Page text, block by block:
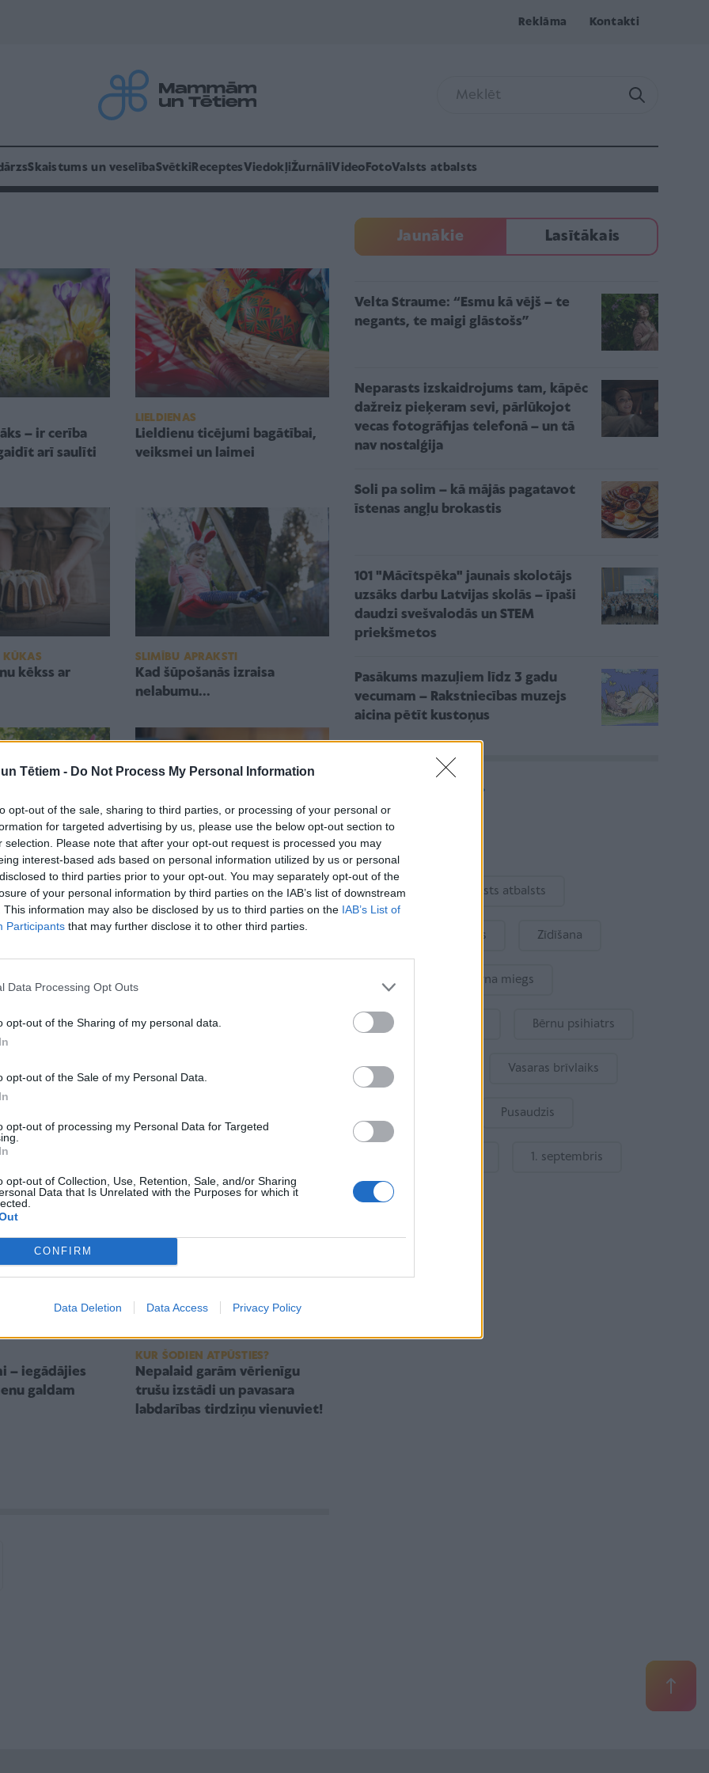
Tētiem - Do Not Process My Personal Information
opt-out of the sale, sharing to third parties, or processing of your personal or
for targeted advertising by us, please use the below opt-out section to
selection. Please note that after your opt-out request is processed you may
interest-based ads based on personal information utilized by us or personal
to third parties prior to your opt-out. You may separately opt-out of the
of your personal information by third parties on the IAB’s list of downstream
This information may also be disclosed by us to third parties on the IAB’s List of
Participants that may further disclose it to other third parties.
Data Processing Opt Outs
opt-out of the Sharing of my personal data.
opt-out of the Sale of my Personal Data.
opt-out of processing my Personal Data for Targeted
opt-out of Collection, Use, Retention, Sale, and/or Sharing
Data that Is Unrelated with the Purposes for which it
CONFIRM
Data Deletion Data Access Privacy Policy
Reklāma Kontakti
Skaistums un veselībaSvētki ReceptesViedokļiŽurnāliVideo FotoValsts atbalsts
– ir cerība
arī saulīti
LIELDIENAS
Lieldienu ticējumi bagātībai,
veiksmei un laimei
KŪKAS
kēkss ar
SLIMĪBU APRAKSTI
Kad šūpošanās izraisa
nelabumu...
Lieldienu
LIELDIENAS
Idejas gaumīgam Lieldienu
galda klājumam – FOTO
ceturtdienai
Kur saņemt medicīnisko
– iegādājies
galdam
KUR ŠODIEN ATPŪSTIES?
Nepalaid garām vērienīgu
trušu izstādi un pavasara
labdarības tirdziņu vienuviet!
Jaunākie Lasītākais
Velta Straume: “Esmu kā vējš – te
negants, te maigi glāstošs”
Neparasts izskaidrojums tam, kāpēc
dažreiz pieķeram sevi, pārlūkojot
vecas fotogrāfijas telefonā – un tā
nav nostalģija
Soli pa solim – kā mājās pagatavot
īstenas angļu brokastis
101 "Mācītspēka" jaunais skolotājs
uzsāks darbu Latvijas skolās – īpaši
daudzi svešvalodās un STEM
priekšmetos
Pasākums mazuļiem līdz 3 gadu
vecumam – Rakstniecības muzejs
aicina pētīt kustoņus
Aktuāli
Ukraina Valsts atbalsts
Kur šodien atpūsties Zīdīšana
Bērna miegs
Mākslīgais intelekts Bērnu psihiatrs
Bērna emocijas Vasaras brīvlaiks
Pusaudzis
1. septembris